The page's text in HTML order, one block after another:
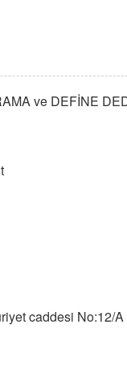
ve DEFİNE
caddesi No:12/A